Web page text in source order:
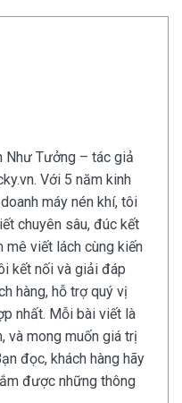
Như Tưởng – tác giả
Với 5 năm kinh
máy nén khí, tôi
chuyên sâu, đúc kết
viết lách cùng kiến
kết nối và giải đáp
hàng, hỗ trợ quý vị
nhất. Mỗi bài viết là
và mong muốn giá trị
đọc, khách hàng hãy
được những thông